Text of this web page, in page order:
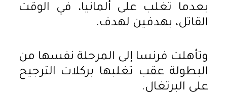
بعدما تغلب على ألمانيا، في الوقت
القاتل، بهدفين لهدف.
وتأهلت فرنسا إلى المرحلة نفسها من
البطولة عقب تغلبها بركلات الترجيح
على البرتغال.